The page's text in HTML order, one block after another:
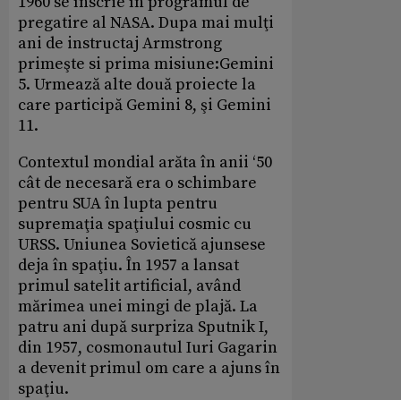
pregatire al NASA. Dupa mai mulţi
ani de instructaj Armstrong
primeşte si prima misiune:Gemini
5. Urmează alte două proiecte la
care participă Gemini 8, şi Gemini
11.
Contextul mondial arăta în anii ‘50
cât de necesară era o schimbare
pentru SUA în lupta pentru
supremaţia spaţiului cosmic cu
URSS. Uniunea Sovietică ajunsese
deja în spaţiu. În 1957 a lansat
primul satelit artificial, având
mărimea unei mingi de plajă. La
patru ani după surpriza Sputnik I,
din 1957, cosmonautul Iuri Gagarin
a devenit pri­mul om care a ajuns în
spaţiu.